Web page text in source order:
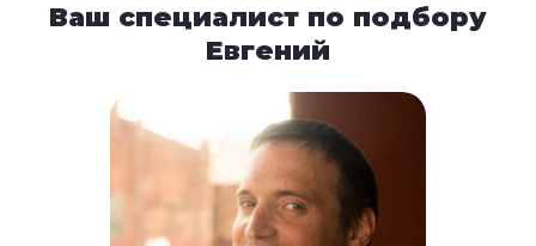
Ваш специалист по подбору
Евгений